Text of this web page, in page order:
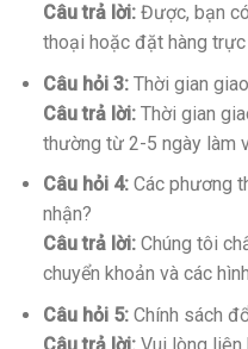
Câu trả lời:Được, bạn
thoại hoặc đặt hàng
Câu hỏi 3:Thời gian
Câu trả lời:Thời gian
thường từ 2-5 ngày làm
Câu hỏi 4:Các phương
nhận?
Câu trả lời:Chúng tôi
chuyển khoản và các
Câu hỏi 5:Chính sách